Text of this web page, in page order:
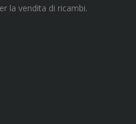
la vendita di ricambi.